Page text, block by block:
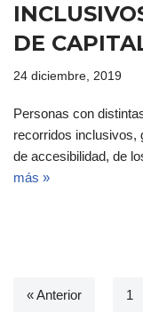
DE
24 diciembre, 2019
Personas con
recorridos inclusivos,
de accesibilidad, de
más »
« Anterior 1